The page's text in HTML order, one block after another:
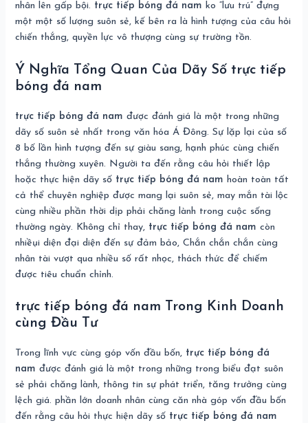
nhân lên gấp bội. trực tiếp bóng đá nam ko “lưu trú” đựng
một một số lượng suôn sẻ, kế bên ra là hình tượng của câu hỏi
chiến thắng, quyền lực vô thượng cùng sự trường tồn.
Ý Nghĩa Tổng Quan Của Dãy Số trực tiếp
bóng đá nam
trực tiếp bóng đá nam được đánh giá là một trong những
dãy số suôn sẻ nhất trong văn hóa Á Đông. Sự lặp lại của số
8 bố lần hình tượng đến sự giàu sang, hạnh phúc cùng chiến
thắng thường xuyên. Người ta đến rằng câu hỏi thiết lập
hoặc thực hiện dãy số trực tiếp bóng đá nam hoàn toàn tất
cả thể chuyên nghiệp được mang lại suôn sẻ, may mắn tài lộc
cùng nhiều phần thời dịp phải chăng lành trong cuộc sống
thường ngày. Không chỉ thay, trực tiếp bóng đá nam còn
nhiềụi diện đại diện đến sự đảm bảo, Chắn chắn chắn cùng
nhân tài vượt qua nhiều số rất nhọc, thách thức để chiếm
được tiêu chuẩn chỉnh.
trực tiếp bóng đá nam Trong Kinh Doanh
cùng Đầu Tư
Trong lĩnh vực cùng góp vốn đầu bốn, trực tiếp bóng đá
nam được đánh giá là một trong những trong biểu đạt suôn
sẻ phải chăng lành, thông tin sự phát triển, tăng trưởng cùng
lệch giá. phần lớn doanh nhân cùng căn nhà góp vốn đầu bốn
đến rằng câu hỏi thực hiện dãy số trực tiếp bóng đá nam